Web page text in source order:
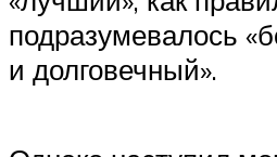
подразумевалось
и долговечный».